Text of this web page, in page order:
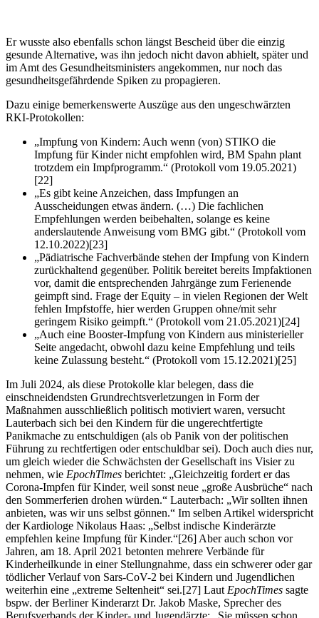
Er wusste also ebenfalls schon längst Bescheid über die einzig
gesunde Alternative, was ihn jedoch nicht davon abhielt, später und
im Amt des Gesundheitsministers angekommen, nur noch das
gesundheitsgefährdende Spiken zu propagieren.
Dazu einige bemerkenswerte Auszüge aus den ungeschwärzten
RKI-Protokollen:
„Impfung von Kindern: Auch wenn (von) STIKO die
Impfung für Kinder nicht empfohlen wird, BM Spahn plant
trotzdem ein Impfprogramm.“ (Protokoll vom 19.05.2021)
[22]
„Es gibt keine Anzeichen, dass Impfungen an
Ausscheidungen etwas ändern. (…) Die fachlichen
Empfehlungen werden beibehalten, solange es keine
anderslautende Anweisung vom BMG gibt.“ (Protokoll vom
12.10.2022)[23]
„Pädiatrische Fachverbände stehen der Impfung von Kindern
zurückhaltend gegenüber. Politik bereitet bereits Impfaktionen
vor, damit die entsprechenden Jahrgänge zum Ferienende
geimpft sind. Frage der Equity – in vielen Regionen der Welt
fehlen Impfstoffe, hier werden Gruppen ohne/mit sehr
geringem Risiko geimpft.“ (Protokoll vom 21.05.2021)[24]
„Auch eine Booster-Impfung von Kindern aus ministerieller
Seite angedacht, obwohl dazu keine Empfehlung und teils
keine Zulassung besteht.“ (Protokoll vom 15.12.2021)[25]
Im Juli 2024, als diese Protokolle klar belegen, dass die
einschneidendsten Grundrechtsverletzungen in Form der
Maßnahmen ausschließlich politisch motiviert waren, versucht
Lauterbach sich bei den Kindern für die ungerechtfertigte
Panikmache zu entschuldigen (als ob Panik von der politischen
Führung zu rechtfertigen oder entschuldbar sei). Doch auch dies nur,
um gleich wieder die Schwächsten der Gesellschaft ins Visier zu
nehmen, wie EpochTimes berichtet: „Gleichzeitig fordert er das
Corona-Impfen für Kinder, weil sonst neue „große Ausbrüche“ nach
den Sommerferien drohen würden.“ Lauterbach: „Wir sollten ihnen
anbieten, was wir uns selbst gönnen.“ Im selben Artikel widerspricht
der Kardiologe Nikolaus Haas: „Selbst indische Kinderärzte
empfehlen keine Impfung für Kinder.“[26] Aber auch schon vor
Jahren, am 18. April 2021 betonten mehrere Verbände für
Kinderheilkunde in einer Stellungnahme, dass ein schwerer oder gar
tödlicher Verlauf von Sars-CoV-2 bei Kindern und Jugendlichen
weiterhin eine „extreme Seltenheit“ sei.[27] Laut EpochTimes sagte
bspw. der Berliner Kinderarzt Dr. Jakob Maske, Sprecher des
Berufsverbands der Kinder- und Jugendärzte: „Sie müssen schon